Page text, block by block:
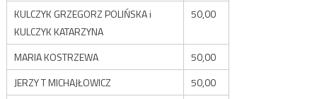
KULCZYK GRZEGORZ POLIŃSKA i
KULCZYK KATARZYNA
50,00
MARIA KOSTRZEWA
50,00
JERZY T MICHAJŁOWICZ
50,00